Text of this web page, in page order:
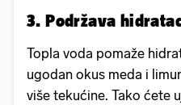
3. Podržava
Topla voda pomaže
ugodan okus meda i
više tekućine. Tako ćete